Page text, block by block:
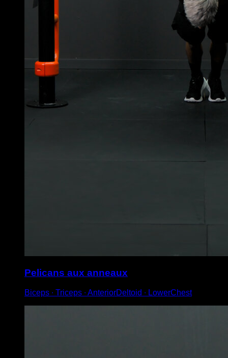
Pelicans aux anneaux
Biceps ∙ Triceps ∙ AnteriorDeltoid ∙ LowerChest